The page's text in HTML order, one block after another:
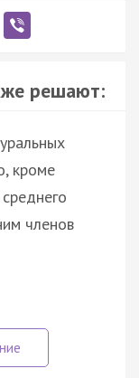
решают:
кроме
членов